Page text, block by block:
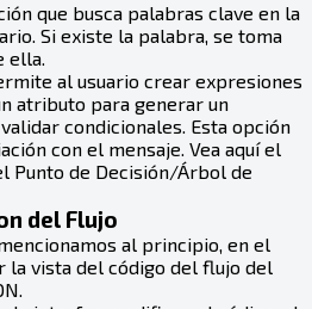
que busca palabras clave en la
Si existe la palabra, se toma
ella.
al usuario crear expresiones
atributo para generar un
condicionales. Esta opción
con el mensaje. Vea aquí el
Punto de Decisión/Árbol de
del Flujo
al principio, en el
la vista del código del flujo del